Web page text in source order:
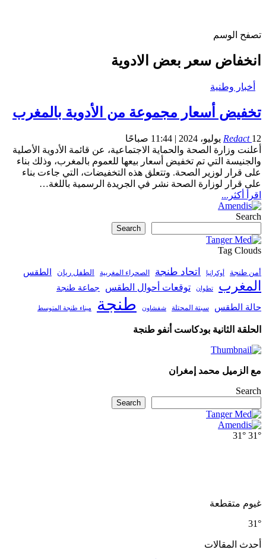
تصفح الوسم
انخفاض سعر بعض الادوية
أخبار وطنية
تخفيض أسعار مجموعة من الأدوية بالمغرب
Redact 12 يوليو، 2024 | 11:44 صباحًا
أعلنت وزارة الصحة والحماية الاجتماعية، عن قائمة الأدوية الأصلية
والجنيسة التي تم تخفيض أسعار بيعها للعموم بالمغرب، وذلك بناء
على قرار لوزير الصحة. وتتعلق هذه التخفيضات، التي جاءت بناء
على قرار لوزارة الصحة نشر في الجريدة الرسمية باللغة…
اقرأ أكثر...
Search
Search
Tag Clouds
أمن طنجة أوكرانيا اتحاد طنجة الصحراء المغربية الطفل ريان الطقس
المغرب تطوان توقعات أحوال الطقس جماعة طنجة
حالة الطقس سبتة المحتلة شفشاون طنجة ميناء طنجة المتوسط
الحلقة الثانية بودكاست أنفو طنجة
مع الزميل محمد إمغران
Search
Search
31°
31°
غيوم متقطعة
31°
أحدث المقالات